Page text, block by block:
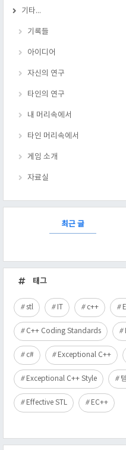
기타...
기록들
아이디어
자신의 연구
타인의 연구
내 머리속에서
타인 머리속에서
게임 소개
자료실
최근 글
근
글
태그
stl IT c++
C++ Coding Standards
c# Exceptional C++
Exceptional C++ Style
Effective STL EC++